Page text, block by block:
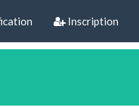
Inscription